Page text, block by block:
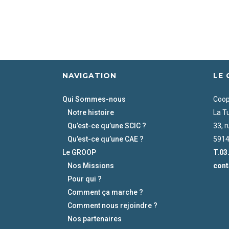
NAVIGATION
Qui Sommes-nous
Notre histoire
Qu’est-ce qu’une SCIC ?
Qu’est-ce qu’une CAE ?
Le GROOP
Nos Missions
Pour qui ?
Comment ça marche ?
Comment nous rejoindre ?
Nos partenaires
LE
La
33,